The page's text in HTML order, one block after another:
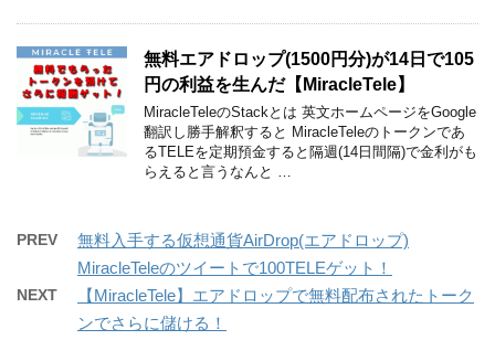
無料エアドロップ(1500円分)が14日で105
円の利益を生んだ【MiracleTele】
MiracleTeleのStackとは 英文ホームページをGoogle
翻訳し勝手解釈すると MiracleTeleのトークンであ
るTELEを定期預金すると隔週(14日間隔)で金利がも
らえると言うなんと …
PREV
無料入手する仮想通貨AirDrop(エアドロップ)
MiracleTeleのツイートで100TELEゲット！
NEXT
【MiracleTele】エアドロップで無料配布されたトーク
ンでさらに儲ける！